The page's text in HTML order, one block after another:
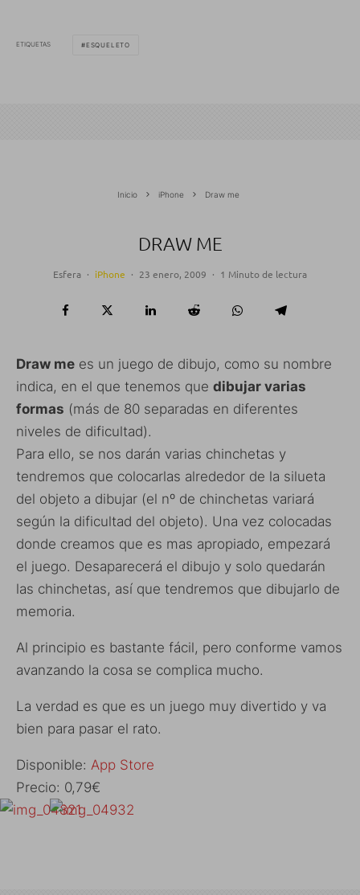
ETIQUETAS ESQUELETO
Inicio iPhone Draw me
DRAW ME
Esfera · iPhone · 23 enero, 2009 · 1 Minuto de lectura
Draw me es un juego de dibujo, como su nombre
indica, en el que tenemos que dibujar varias
formas (más de 80 separadas en diferentes
niveles de dificultad).
Para ello, se nos darán varias chinchetas y
tendremos que colocarlas alrededor de la silueta
del objeto a dibujar (el nº de chinchetas variará
según la dificultad del objeto). Una vez colocadas
donde creamos que es mas apropiado, empezará
el juego. Desaparecerá el dibujo y solo quedarán
las chinchetas, así que tendremos que dibujarlo de
memoria.
Al principio es bastante fácil, pero conforme vamos
avanzando la cosa se complica mucho.
La verdad es que es un juego muy divertido y va
bien para pasar el rato.
Disponible: App Store
Precio: 0,79€